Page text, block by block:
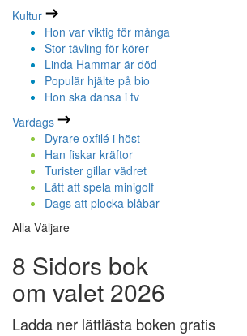
Kultur
Hon var viktig för många
Stor tävling för körer
Linda Hammar är död
Populär hjälte på bio
Hon ska dansa i tv
Vardags
Dyrare oxfilé i höst
Han fiskar kräftor
Turister gillar vädret
Lätt att spela minigolf
Dags att plocka blåbär
Alla Väljare
8 Sidors bok
om valet 2026
Ladda ner lättlästa boken gratis